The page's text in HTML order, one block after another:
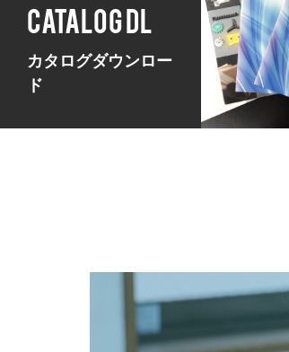
CATALOG DL
カタログダウンロー
ド